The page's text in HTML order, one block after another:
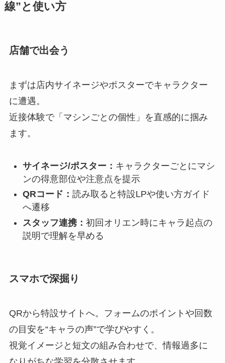
線”と使い方
店舗で出会う
まずは店内サイネージやポスターでキャラクター
に遭遇。
近接体験で「マシンごとの個性」を直感的に掴み
ます。
サイネージ/ポスター： キャラクターごとにマシ
ンの得意部位や注意点を提示
QRコード： 読み取ると特設LPや使い方ガイド
へ遷移
スタッフ連携： 初回オリエン時にキャラ起点の
説明で理解を早める
スマホで深掘り
QRから特設サイトへ。フォームのポイントや回数
の目安を“キャラの声”で学びやすく。
視覚イメージと短文の組み合わせで、情報過多に